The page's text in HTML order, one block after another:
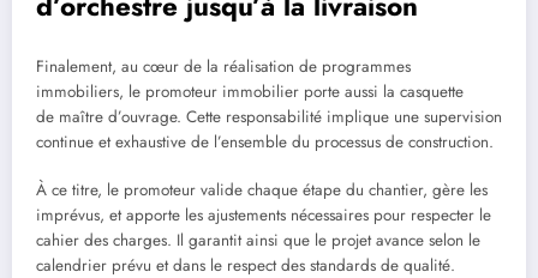
Finalement, au cœur de la réalisation de programmes
immobiliers, le promoteur immobilier porte aussi la casquette
de maître d’ouvrage. Cette responsabilité implique une supervision
continue et exhaustive de l’ensemble du processus de construction.
À ce titre, le promoteur valide chaque étape du chantier, gère les
imprévus, et apporte les ajustements nécessaires pour respecter le
cahier des charges. Il garantit ainsi que le projet avance selon le
calendrier prévu et dans le respect des standards de qualité.